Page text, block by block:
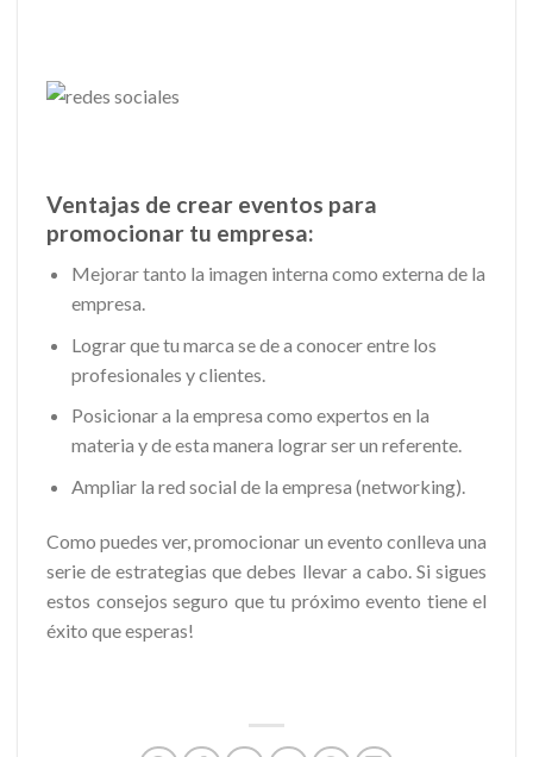
Ventajas de crear eventos para
promocionar tu empresa:
Mejorar tanto la imagen interna como externa de la
empresa.
Lograr que tu marca se de a conocer entre los
profesionales y clientes.
Posicionar a la empresa como expertos en la
materia y de esta manera lograr ser un referente.
Ampliar la red social de la empresa (networking).
Como puedes ver, promocionar un evento conlleva una
serie de estrategias que debes llevar a cabo. Si sigues
estos consejos seguro que tu próximo evento tiene el
éxito que esperas!